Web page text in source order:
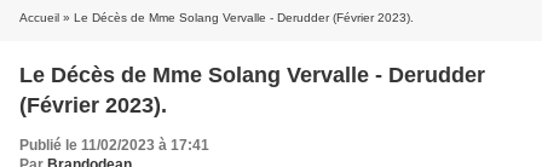
Accueil » Le Décès de Mme Solang Vervalle - Derudder (Février 2023).
Le Décès de Mme Solang Vervalle - Derudder
(Février 2023).
Publié le 11/02/2023 à 17:41